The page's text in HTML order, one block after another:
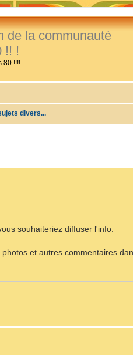
de la communauté
!! !
80 !!!!
divers...
souhaiteriez diffuser l'info.
et autres commentaires